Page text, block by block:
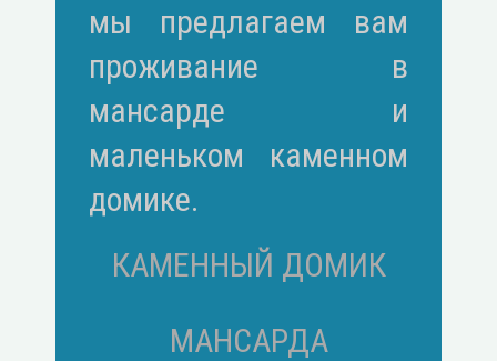
мы предлагаем вам
проживание в
мансарде и
маленьком каменном
домике.
КАМЕННЫЙ ДОМИК
МАНСАРДА